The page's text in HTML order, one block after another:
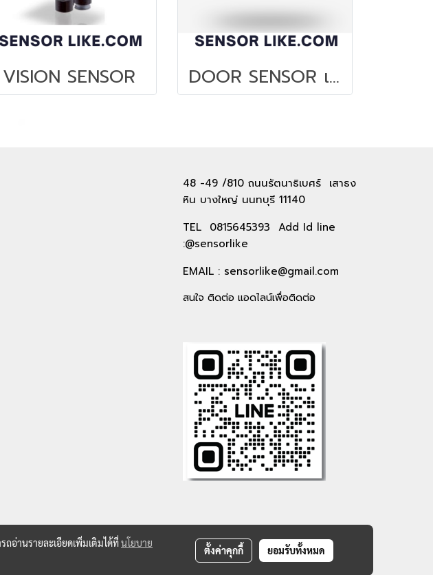
VISION SENSOR DOOR SENSOR เซ็นเซอร์อัตโนมัติ
48 -49 /810 ถนนรัตนาธิเบศร์ เสาธง
หิน บางใหญ่ นนทบุรี 11140
TEL 0815645393 Add Id line
:@sensorlike
EMAIL : sensorlike@gmail.com
สนใจ ติดต่อ แอดไลน์เพื่อติดต่อ
อ่านรายละเอียดเพิ่มเติมได้ที่นโยบาย
ตั้งค่าคุกกี้ ยอมรับทั้งหมด